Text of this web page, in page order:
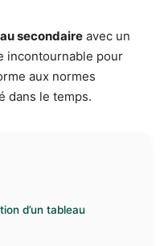
secondaire avec un
incontournable pour
aux normes
dans le temps.
d’un tableau